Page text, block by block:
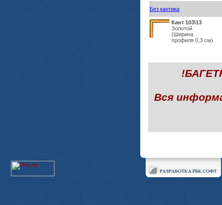
Без кантика
Кант 103\13
Золотой
(Ширина
профиля 0,3 см)
Вся